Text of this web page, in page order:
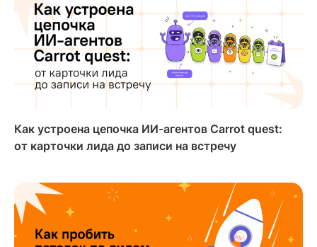
Как устроена цепочка ИИ-агентов Carrot quest:
от карточки лида до записи на встречу